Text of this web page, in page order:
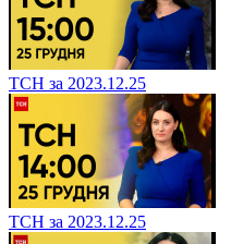
ТСН за 2023.12.25
ТСН за 2023.12.25